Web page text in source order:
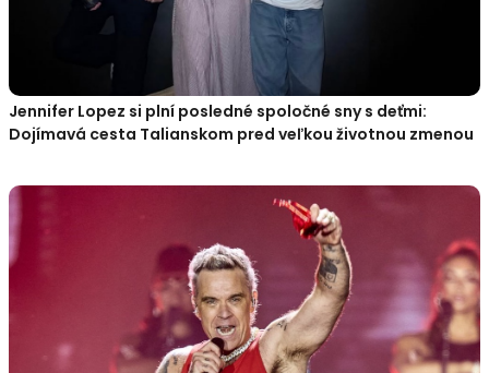
Jennifer Lopez si plní posledné spoločné sny s deťmi:
Dojímavá cesta Talianskom pred veľkou životnou zmenou